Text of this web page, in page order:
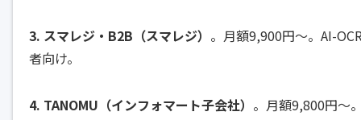
3. スマレジ・B2B（スマレジ） 。月額9,900円〜。AI-
者向け。
4. TANOMU（インフォマート子会社） 。月額9,800円〜